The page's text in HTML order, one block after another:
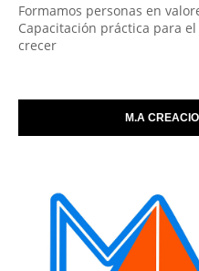
Formamos personas en
Capacitación práctica para
crecer
M.A